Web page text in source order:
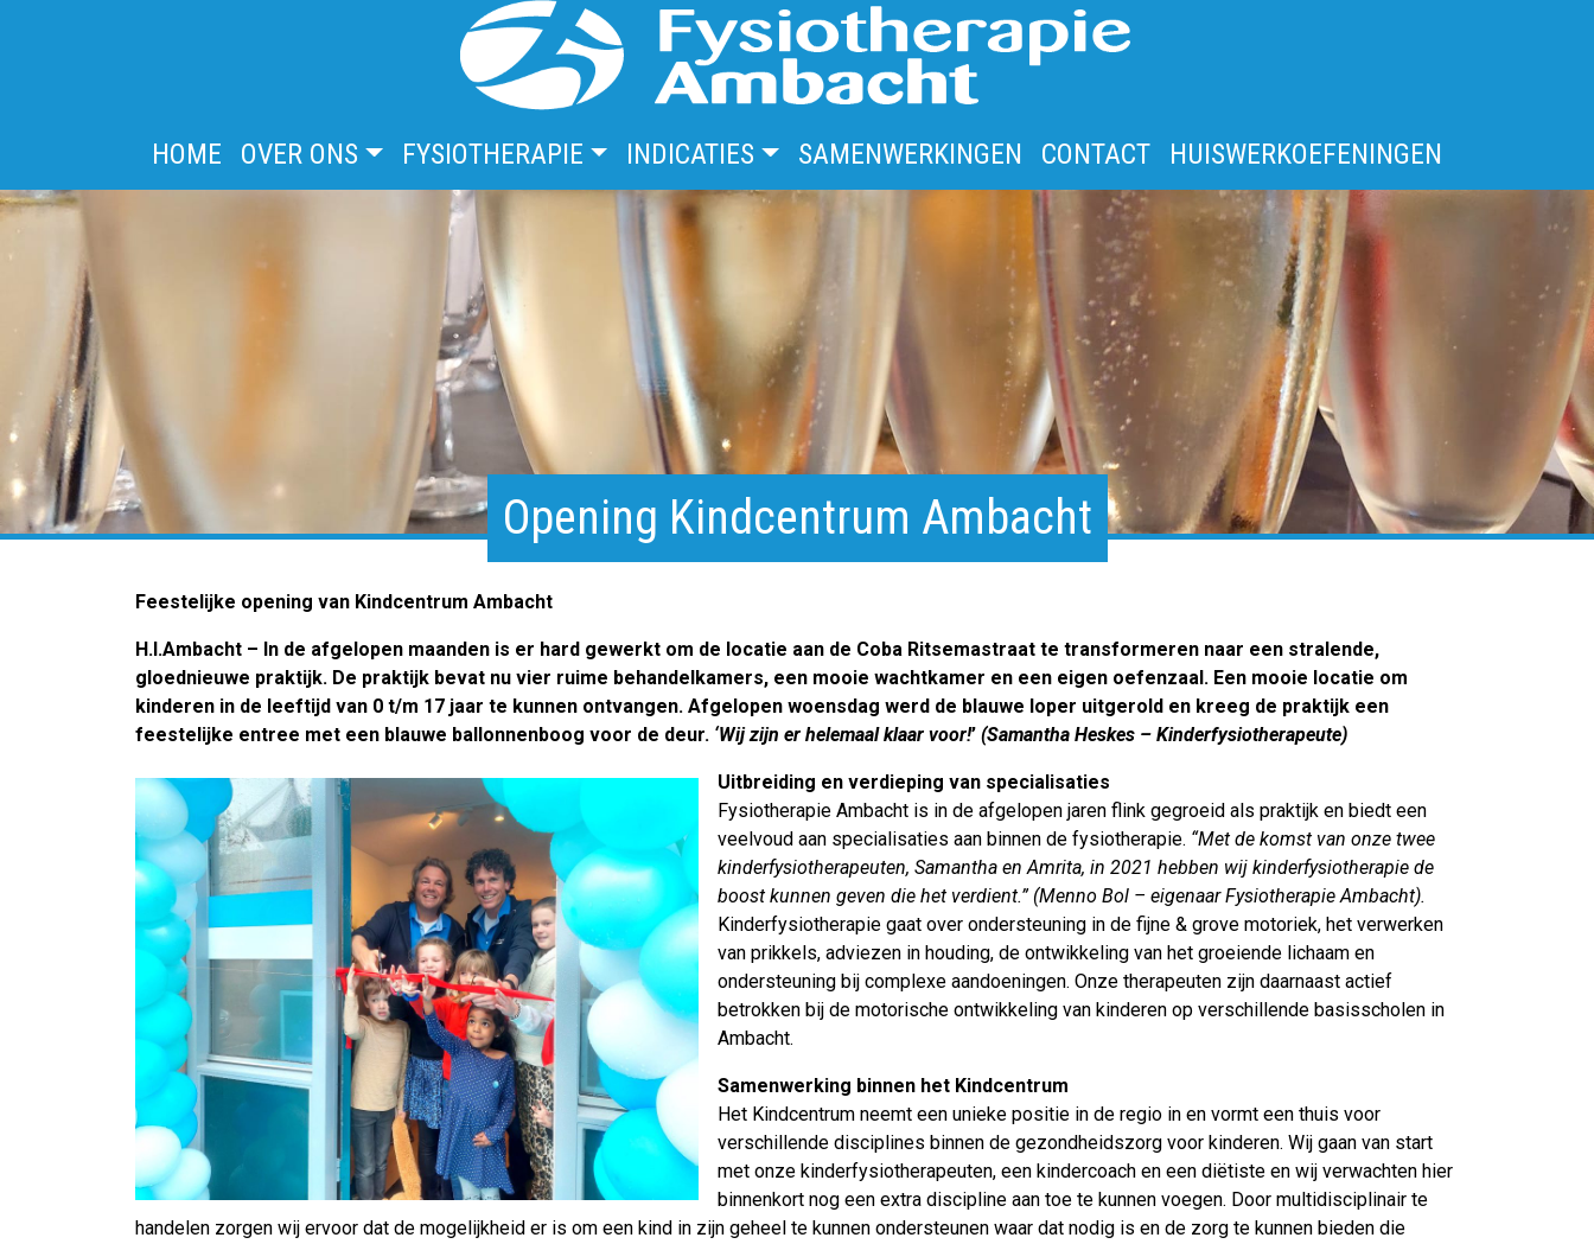
HOME OVER ONS FYSIOTHERAPIE INDICATIES SAMENWERKINGEN CONTACT HUISWERKOEFENINGEN
Opening Kindcentrum Ambacht
Feestelijke opening van Kindcentrum Ambacht
H.I.Ambacht – In de afgelopen maanden is er hard gewerkt om de locatie aan de Coba Ritsemastraat te transformeren naar een stralende,
gloednieuwe praktijk. De praktijk bevat nu vier ruime behandelkamers, een mooie wachtkamer en een eigen oefenzaal. Een mooie locatie om
kinderen in de leeftijd van 0 t/m 17 jaar te kunnen ontvangen. Afgelopen woensdag werd de blauwe loper uitgerold en kreeg de praktijk een
feestelijke entree met een blauwe ballonnenboog voor de deur. ‘Wij zijn er helemaal klaar voor!’ (Samantha Heskes – Kinderfysiotherapeute)
Uitbreiding en verdieping van specialisaties
Fysiotherapie Ambacht is in de afgelopen jaren flink gegroeid als praktijk en biedt een
veelvoud aan specialisaties aan binnen de fysiotherapie. “Met de komst van onze twee
kinderfysiotherapeuten, Samantha en Amrita, in 2021 hebben wij kinderfysiotherapie de
boost kunnen geven die het verdient.” (Menno Bol – eigenaar Fysiotherapie Ambacht).
Kinderfysiotherapie gaat over ondersteuning in de fijne & grove motoriek, het verwerken
van prikkels, adviezen in houding, de ontwikkeling van het groeiende lichaam en
ondersteuning bij complexe aandoeningen. Onze therapeuten zijn daarnaast actief
betrokken bij de motorische ontwikkeling van kinderen op verschillende basisscholen in
Ambacht.
Samenwerking binnen het Kindcentrum
Het Kindcentrum neemt een unieke positie in de regio in en vormt een thuis voor
verschillende disciplines binnen de gezondheidszorg voor kinderen. Wij gaan van start
met onze kinderfysiotherapeuten, een kindercoach en een diëtiste en wij verwachten hier
binnenkort nog een extra discipline aan toe te kunnen voegen. Door multidisciplinair te
handelen zorgen wij ervoor dat de mogelijkheid er is om een kind in zijn geheel te kunnen ondersteunen waar dat nodig is en de zorg te kunnen bieden die